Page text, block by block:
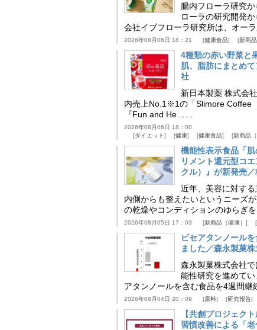
腸内フローラ研究
ローラの研究開発
会社イブフローラ研究所は、オー
2026年08月06日 18：21 健康食品 新商品
4種類の赤い野菜と
肌、脂肪にまとめ
社
新日本製薬 株式会
内売上No.1※1の「Slimore Coffee
『Fun and He……
2026年08月06日 18：00
ダイエット
健康 健康食品 新商品（
機能性表示食品「
リメント還元型コ
クル）』が新発売
近年、美容に対す
内側からも整えたいというニーズ
の乾燥やコンディションのゆらぎ
2026年08月05日 17：03 新商品（健康）
ピセアタンノール
ました／森永製菓
森永製菓株式会社
能性研究を進めて
アタンノールを含む食品を4週間
2026年08月04日 20：09 原料 研究報告
【共創プロジェク
習慣改善による「